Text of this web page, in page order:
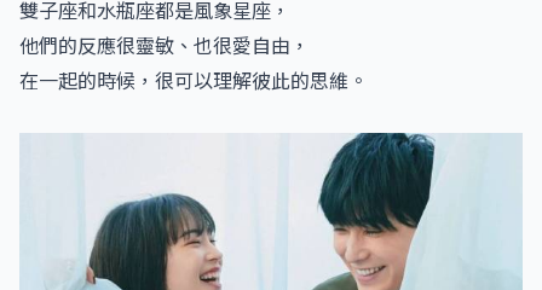
雙子座和水瓶座都是風象星座，
他們的反應很靈敏、也很愛自由，
在一起的時候，很可以理解彼此的思維。